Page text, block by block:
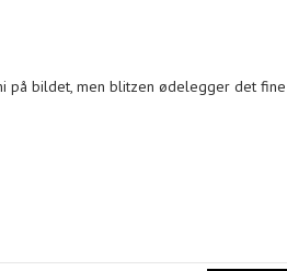
på bildet, men blitzen ødelegger det fine